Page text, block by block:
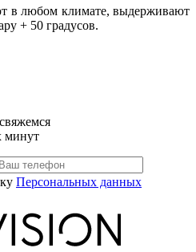
в любом климате, выдерживают
+ 50 градусов.
минут
Персональных данных